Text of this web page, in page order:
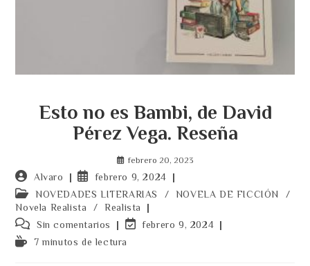
Esto no es Bambi, de David
Pérez Vega. Reseña
febrero 20, 2023
Autor
de
la
Alvaro
Publicación
de
febrero 9, 2024
Categoría
de
la
entrada:
NOVEDADES LITERARIAS / NOVELA DE FICCIÓN
/
Novela Realista
/
Realista
Comentarios
de
la
Sin comentarios
Últimafebrero 9, 2024
Tiempo7 minutos de lectura